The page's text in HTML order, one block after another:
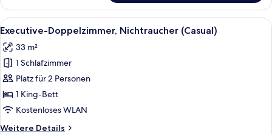
Doppelzimmer,
Nichtraucher
(Studio)
Alle
Fotos
für
Executive-
Doppelzimmer,
Nichtraucher
(Casual)
Ein Hotelzimmer mit einem großen
4
Executive-Doppelzimmer, Nichtraucher (Casual)
33 m²
1 Schlafzimmer
Platz für 2 Personen
1 King-Bett
Kostenloses WLAN
Weitere Details
Weitere